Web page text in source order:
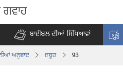
ਗਵਾਹ
ਬਾਈਬਲ ਦੀਆਂ ਸਿੱਖਿਆਵਾਂ
ਅਨੁਵਾਦ ਜ਼ਬੂਰ 93